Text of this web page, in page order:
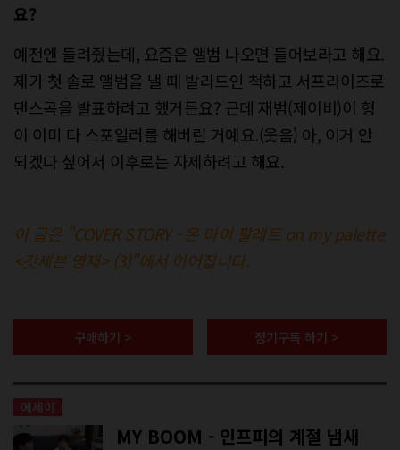
요?
예전엔 들려줬는데, 요즘은 앨범 나오면 들어보라고 해요.
제가 첫 솔로 앨범을 낼 때 발라드인 척하고 서프라이즈로
댄스곡을 발표하려고 했거든요? 근데 재범(제이비)이 형
이 이미 다 스포일러를 해버린 거예요.(웃음) 아, 이거 안
되겠다 싶어서 이후로는 자제하려고 해요.
이 글은 "COVER STORY - 온 마이 팔레트 on my palette
<갓세븐 영재> (3)"에서 이어집니다.
구매하기 > 정기구독 하기 >
에세이
MY BOOM - 인프피의 계절 냄새